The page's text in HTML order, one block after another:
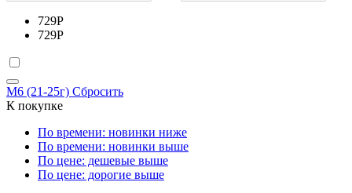
729Р
729Р
M6 (21-25г) Сбросить
К покупке
По времени: новинки ниже
По времени: новинки выше
По цене: дешевые выше
По цене: дорогие выше